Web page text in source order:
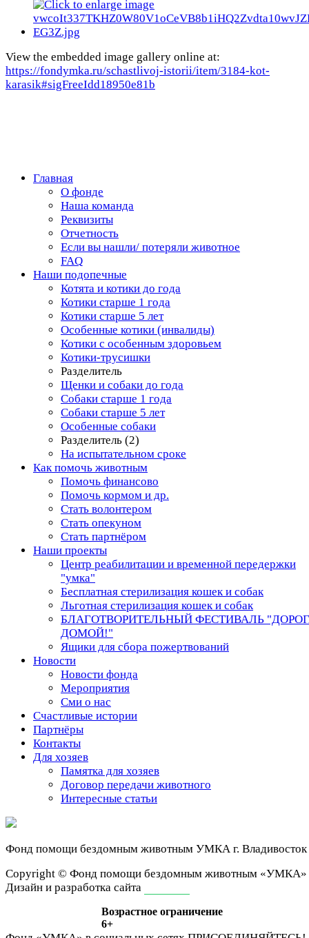
View the embedded image gallery online at:
https://fondymka.ru/schastlivoj-istorii/item/3184-kot-
karasik#sigFreeIdd18950e81b
Главная
О фонде
Наша команда
Реквизиты
Отчетность
Если вы нашли/ потеряли животное
FAQ
Наши подопечные
Котята и котики до года
Котики старше 1 года
Котики старше 5 лет
Особенные котики (инвалиды)
Котики с особенным здоровьем
Котики-трусишки
Разделитель
Щенки и собаки до года
Собаки старше 1 года
Собаки старше 5 лет
Особенные собаки
Разделитель (2)
На испытательном сроке
Как помочь животным
Помочь финансово
Помочь кормом и др.
Стать волонтером
Стать опекуном
Стать партнёром
Наши проекты
Центр реабилитации и временной передержки
"умка"
Бесплатная стерилизация кошек и собак
Льготная стерилизация кошек и собак
БЛАГОТВОРИТЕЛЬНЫЙ ФЕСТИВАЛЬ
ДОМОЙ!"
Ящики для сбора пожертвований
Новости
Новости фонда
Мероприятия
Сми о нас
Счастливые истории
Партнёры
Контакты
Для хозяев
Памятка для хозяев
Договор передачи животного
Интересные статьи
Фонд помощи бездомным животным УМКА г. Владивосток
Сopyright © Фонд помощи бездомным животным «УМКА»
Дизайн и разработка сайта
Возрастное ограничение
6+